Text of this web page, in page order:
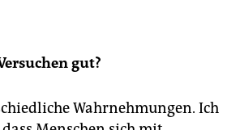
gut?
Wahrnehmungen. Ich